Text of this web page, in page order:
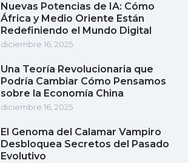
Nuevas Potencias de IA: Cómo
África y Medio Oriente Están
Redefiniendo el Mundo Digital
diciembre 16, 2025
Una Teoría Revolucionaria que
Podría Cambiar Cómo Pensamos
sobre la Economía China
diciembre 16, 2025
El Genoma del Calamar Vampiro
Desbloquea Secretos del Pasado
Evolutivo